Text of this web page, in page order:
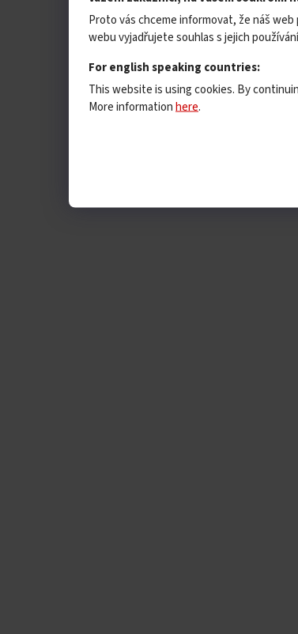
Proto vás chceme informovat, že náš
webu vyjadřujete souhlas s jejich
For english speaking countries:
This website is using cookies. By
More informationhere.